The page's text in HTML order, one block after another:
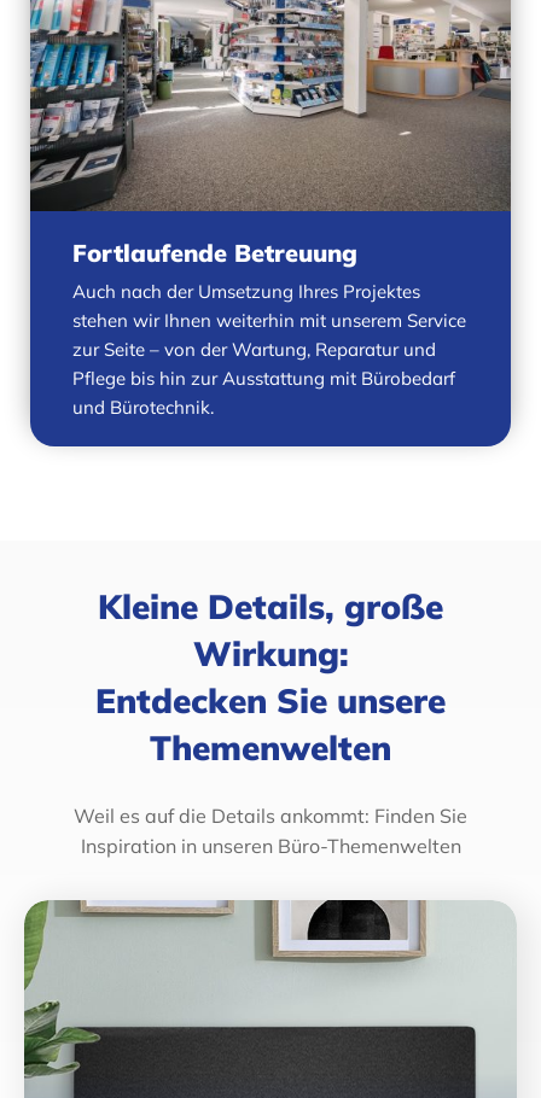
Fortlaufende Betreuung
Auch nach der Umsetzung Ihres Projektes
stehen wir Ihnen weiterhin mit unserem Service
zur Seite – von der Wartung, Reparatur und
Pflege bis hin zur Ausstattung mit Bürobedarf
und Bürotechnik.
Kleine Details, große
Wirkung:
Entdecken Sie unsere
Themenwelten
Weil es auf die Details ankommt: Finden Sie
Inspiration in unseren Büro-Themenwelten